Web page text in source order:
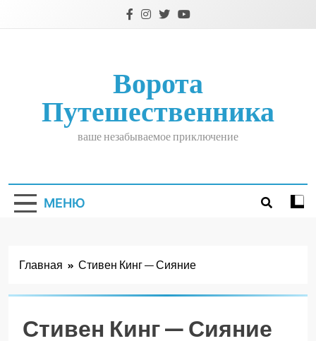
Ворота
Путешественника
ваше незабываемое приключение
МЕНЮ
Главная Стивен Кинг — Сияние
Стивен Кинг — Сияние